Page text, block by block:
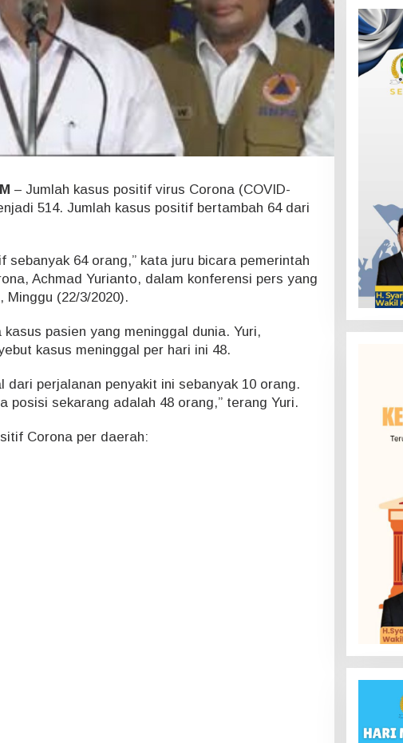
– Jumlah kasus positif virus Corona (COVID-
514. Jumlah kasus positif bertambah 64 dari
sebanyak 64 orang,” kata juru bicara pemerintah
Achmad Yurianto, dalam konferensi pers yang
Minggu (22/3/2020).
pasien yang meninggal dunia. Yuri,
kasus meninggal per hari ini 48.
dari perjalanan penyakit ini sebanyak 10 orang.
posisi sekarang adalah 48 orang,” terang Yuri.
Corona per daerah: